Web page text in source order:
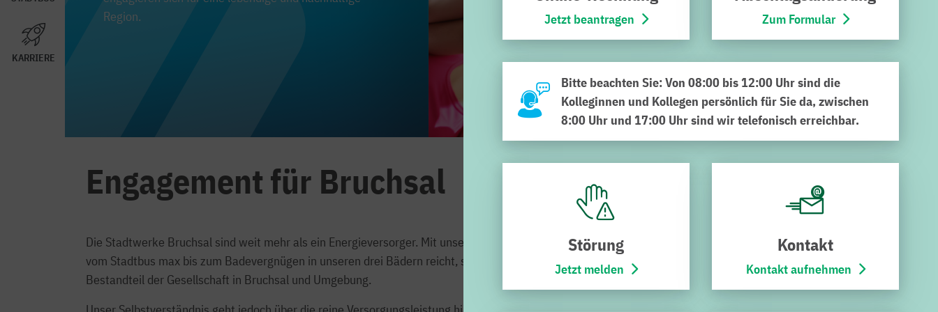
KARRIERE
Region.
Engagement für Bruchsal
Die Stadtwerke Bruchsal sind weit mehr als ein Energieversorger. Mit unserem vielfältigen Angebot, das
vom Stadtbus max bis zum Badevergnügen in unseren drei Bädern reicht, sind wir ein wesentlicher
Bestandteil der Gesellschaft in Bruchsal und Umgebung.
Hier finden Sie...
Jetzt beantragen Zum Formular
Bitte beachten Sie: Von 08:00 bis 12:00 Uhr sind die
Kolleginnen und Kollegen persönlich für Sie da, zwischen
8:00 Uhr und 17:00 Uhr sind wir telefonisch erreichbar.
Störung
Jetzt melden
Kontakt
Kontakt aufnehmen